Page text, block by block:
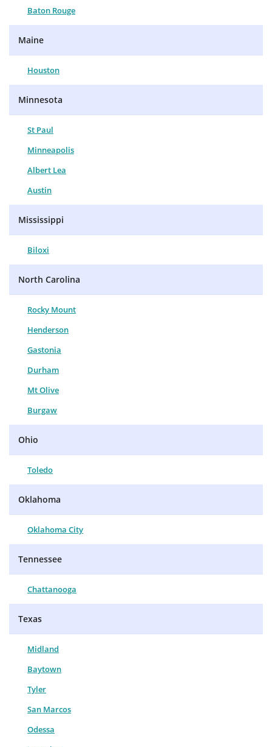
Baton Rouge
Maine
Houston
Minnesota
St Paul
Minneapolis
Albert Lea
Austin
Mississippi
Biloxi
North Carolina
Rocky Mount
Henderson
Gastonia
Durham
Mt Olive
Burgaw
Ohio
Toledo
Oklahoma
Oklahoma City
Tennessee
Chattanooga
Texas
Midland
Baytown
Tyler
San Marcos
Odessa